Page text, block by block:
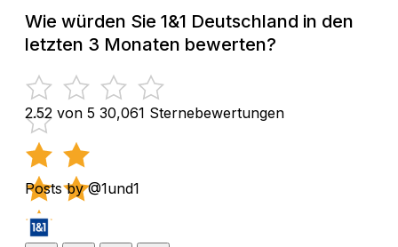
Wie würden Sie 1&1 Deutschland in den
letzten 3 Monaten bewerten?
2.52 von 5 30,061 Sternebewertungen
Posts by @1und1